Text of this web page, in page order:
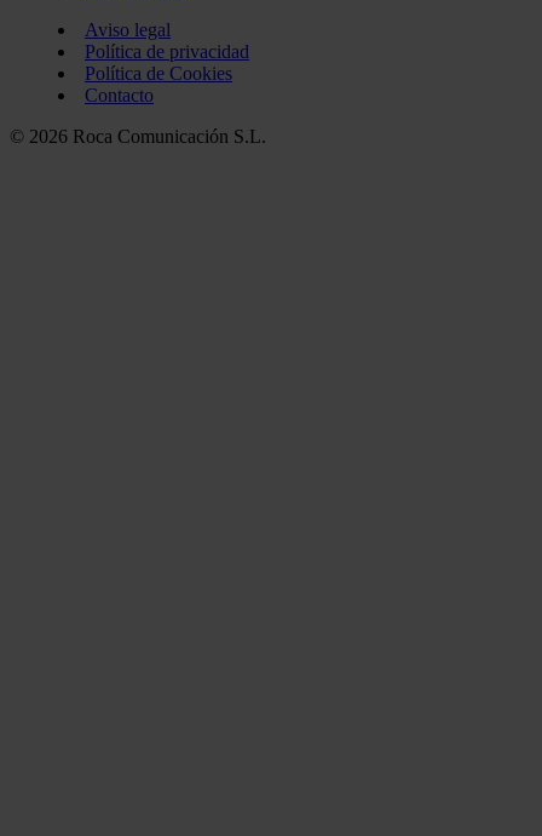
Aviso legal
Política de privacidad
Política de Cookies
Contacto
© 2026 Roca Comunicación S.L.